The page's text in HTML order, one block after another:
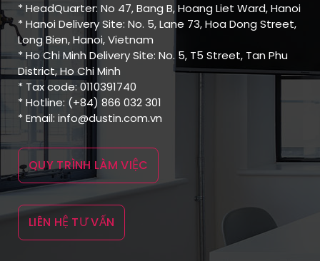
* HeadQuarter: No 47, Bang B, Hoang Liet Ward, Hanoi
* Hanoi Delivery Site: No. 5, Lane 73, Hoa Dong Street,
Long Bien, Hanoi, Vietnam
* Ho Chi Minh Delivery Site: No. 5, T5 Street, Tan Phu
District, Ho Chi Minh
* Tax code: 0110391740
* Hotline: (+84) 866 032 301
* Email: info@dustin.com.vn
QUY TRÌNH LÀM VIỆC
LIÊN HỆ TƯ VẤN